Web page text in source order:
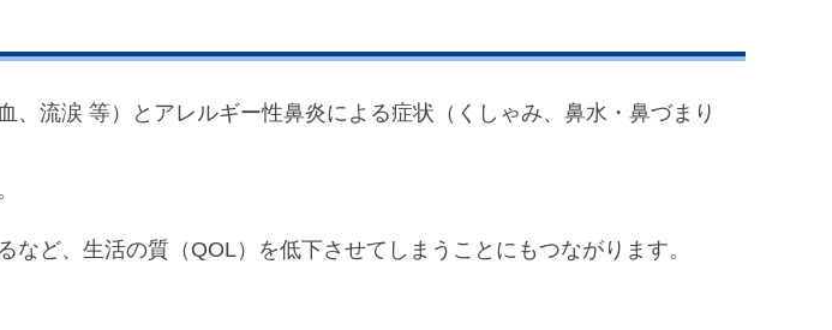
流涙 等）とアレルギー性鼻炎による症状（くしゃみ、鼻水・鼻づまり
ど、生活の質（QOL）を低下させてしまうことにもつながります。